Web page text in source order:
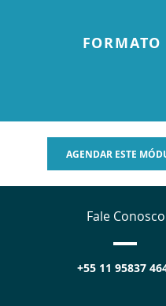
FORMATO
AGENDAR ESTE
Fale Conosco
+55 11 95837